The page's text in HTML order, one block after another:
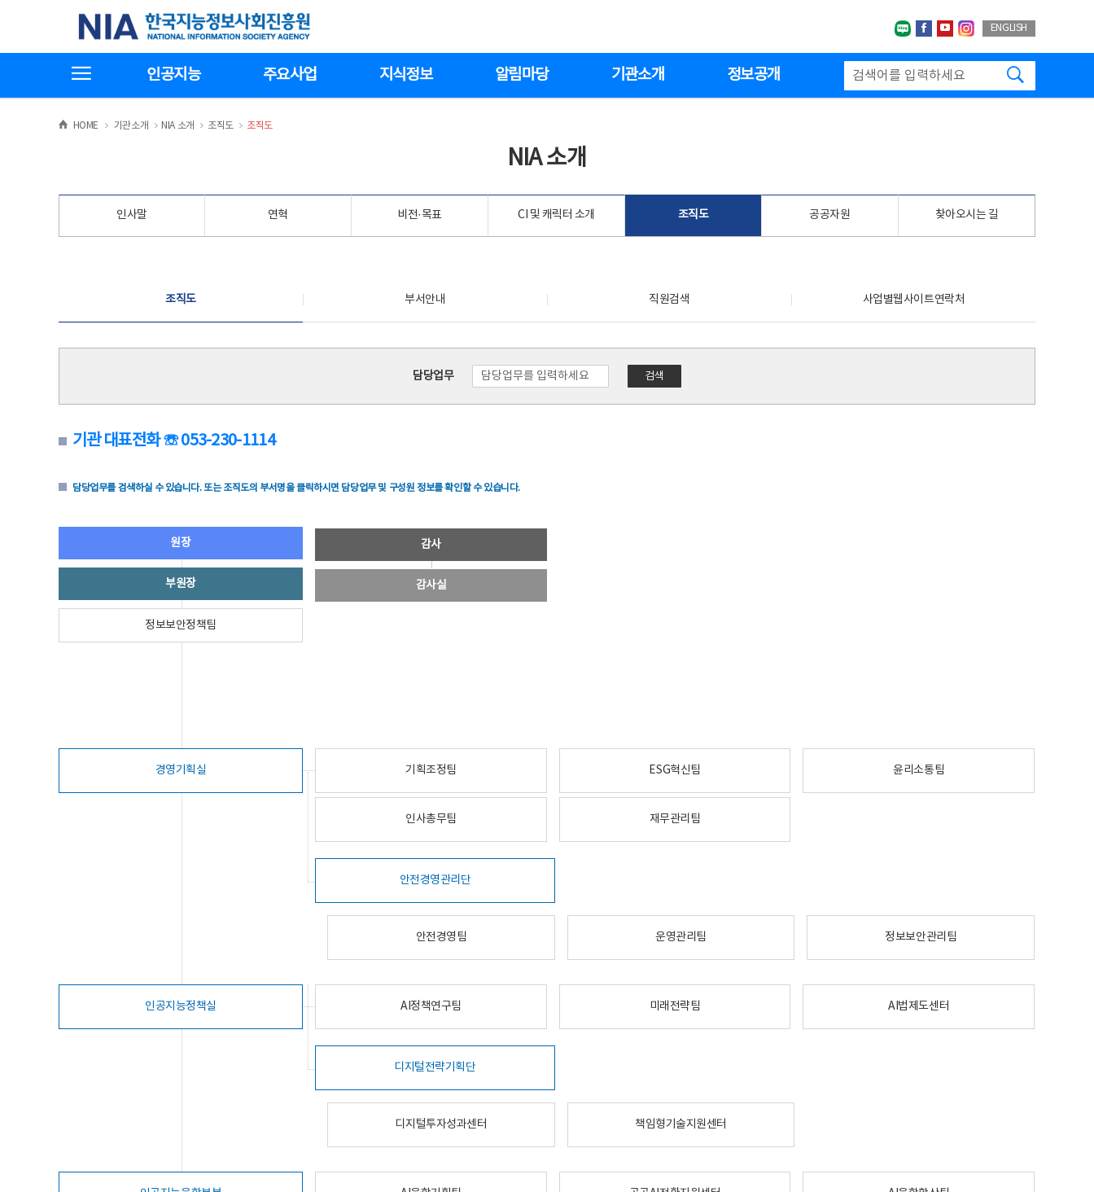
기
한국지능정보사회진흥원
네이버블로그
페이스북
유투브인스타그랩
ENGLISH
인공지능 주요사업 지식정보 알림마당 기관소개 정보공개
HOME >
기관소개 >NIA 소개 >
조직도 >
조직도
NIA 소개
인사말 연혁 비전·목표 CI 및 캐릭터 소개 조직도 공공자원 찾아오시는 길
조직도 부서안내 직원검색 사업별웹사이트연락처
담당업무 검색
기관 대표전화 ☏ 053-230-1114
담당업무를 검색하실 수 있습니다. 또는 조직도의 부서명을 클릭하시면 담당업무 및 구성원 정보를 확인할 수 있습니다.
원장
부원장
정보보안정책팀
감사
감사실
경영기획실 기획조정팀 ESG혁신팀 윤리소통팀
인사총무팀 재무관리팀
안전경영관리단
안전경영팀 운영관리팀 정보보안관리팀
인공지능정책실 AI정책연구팀 미래전략팀 AI법제도센터
디지털전략기획단
디지털투자성과센터 책임형기술지원센터